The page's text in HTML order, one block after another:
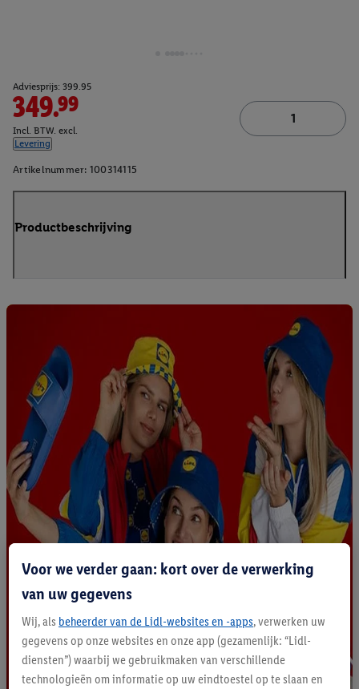
Adviesprijs: 399.95
349.99
Incl. BTW. excl.
Levering
Artikelnummer: 100314115
Productbeschrijving
Voor we verder gaan: kort over de verwerking
van uw gegevens
Wij, als beheerder van de Lidl-websites en -apps, verwerken uw
gegevens op onze websites en onze app (gezamenlijk: “Lidl-
diensten”) waarbij we gebruikmaken van verschillende
technologieën om informatie op uw eindtoestel op te slaan en